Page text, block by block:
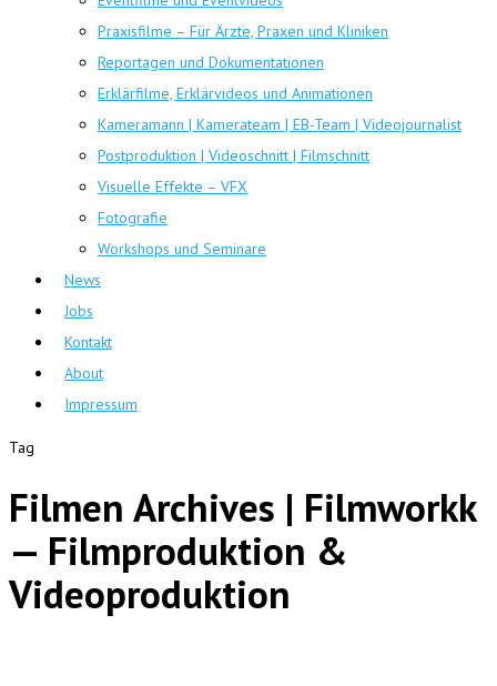
Praxisfilme – Für Ärzte, Praxen und Kliniken
Reportagen und Dokumentationen
Erklärfilme, Erklärvideos und Animationen
Kameramann | Kamerateam | EB-Team | Videojournalist
Postproduktion | Videoschnitt | Filmschnitt
Visuelle Effekte – VFX
Fotografie
Workshops und Seminare
News
Jobs
Kontakt
About
Impressum
Tag
Filmen Archives | Filmworkk
— Filmproduktion &
Videoproduktion